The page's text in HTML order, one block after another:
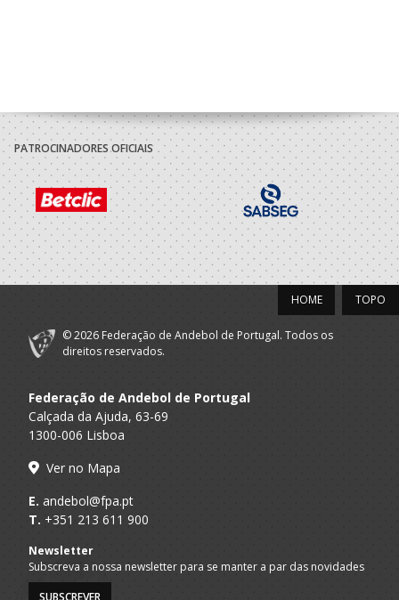
PATROCINADORES OFICIAIS
TOPO
HOME
© 2026 Federação de Andebol de Portugal. Todos os
direitos reservados.
Federação de Andebol de Portugal
Calçada da Ajuda, 63-69
1300-006 Lisboa
Ver no Mapa
E. andebol@fpa.pt
T. +351 213 611 900
Newsletter
Subscreva a nossa newsletter para se manter a par das novidades
SUBSCREVER